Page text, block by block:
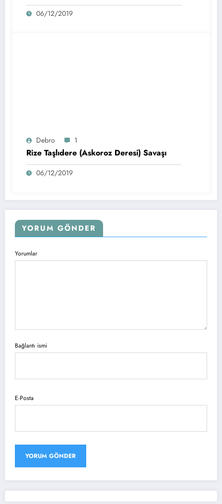
06/12/2019
Debro 1
Rize Taşlıdere (Askoroz Deresi) Savaşı
06/12/2019
YORUM GÖNDER
Yorumlar
Bağlantı ismi
E-Posta